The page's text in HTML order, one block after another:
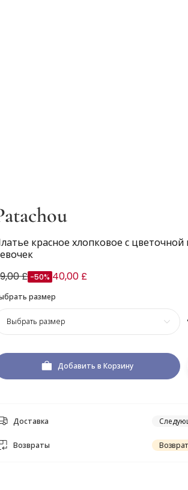
красное хлопковое с
£ -50% 40,00 £
размер
Выбрать размер
Добавить в Корзину
Доставка
Возвраты